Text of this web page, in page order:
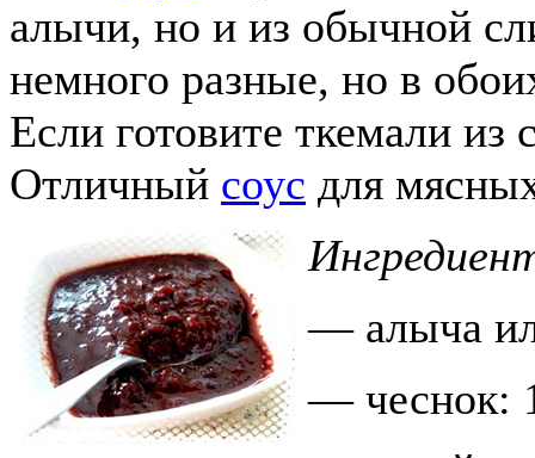
алычи, но и из обычной
немного разные, но в
Если готовите ткемали из
Отличный соус для
— алыча
— чеснок: